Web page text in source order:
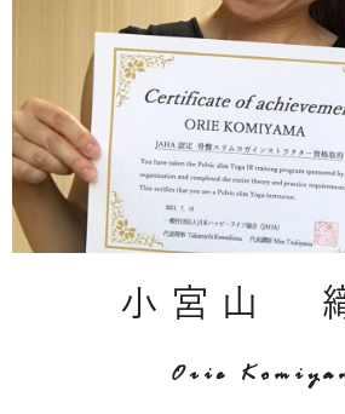
小宮山
Orie